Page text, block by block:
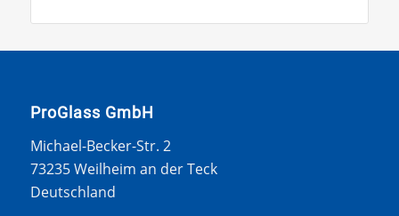
ProGlass GmbH
Michael-Becker-Str. 2
73235 Weilheim an der Teck
Deutschland